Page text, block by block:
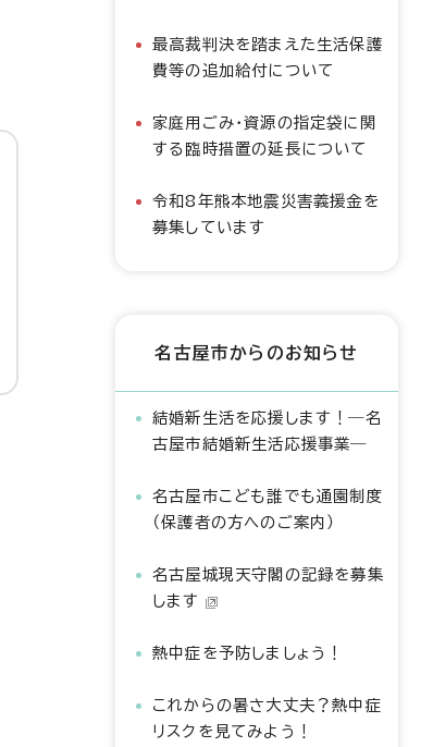
最高裁判決を踏まえた生活保護
費等の追加給付について
家庭用ごみ・資源の指定袋に関
する臨時措置の延長について
令和8年熊本地震災害義援金を
募集しています
名古屋市からのお知らせ
結婚新生活を応援します！―名
古屋市結婚新生活応援事業―
名古屋市こども誰でも通園制度
（保護者の方へのご案内）
名古屋城現天守閣の記録を募集
します
熱中症を予防しましょう！
これからの暑さ大丈夫？熱中症
リスクを見てみよう！